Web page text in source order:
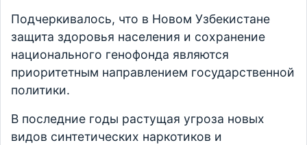
Подчеркивалось, что в Новом Узбекистане
защита здоровья населения и сохранение
национального генофонда являются
приоритетным направлением государственной
политики.
В последние годы растущая угроза новых
видов синтетических наркотиков и